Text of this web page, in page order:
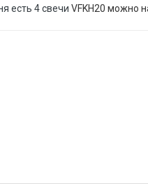
есть 4 свечи VFKH20 можно